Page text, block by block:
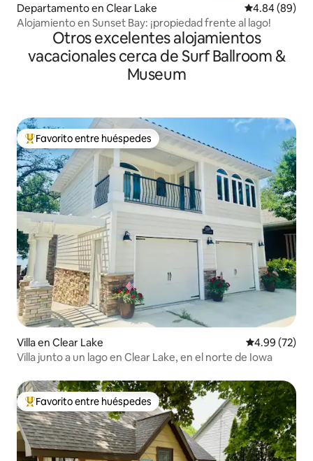
Departamento en Clear Lake Calificación
4.84 (89)
Alojamiento en Sunset Bay: ¡propiedad frente al lago!
Otros excelentes alojamientos
vacacionales cerca de Surf Ballroom &
Museum
De los mejores en Favorito entre huéspedes
Favorito entre huéspedes
Villa en Clear Lake Calificación
4.99 (72)
Villa junto a un lago en Clear Lake, en el norte de Iowa
De los mejores en Favorito entre huéspedes
Favorito entre huéspedes